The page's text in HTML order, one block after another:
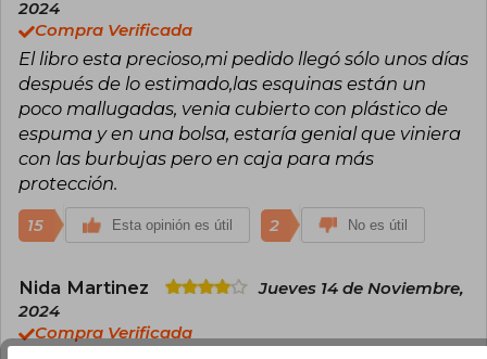
2024
Compra Verificada
El libro esta precioso,mi pedido llegó sólo unos días
después de lo estimado,las esquinas están un
poco mallugadas, venia cubierto con plástico de
espuma y en una bolsa, estaría genial que viniera
con las burbujas pero en caja para más
protección.
15 Esta opinión es útil 2 No es útil
Nida Martinez
Jueves 14 de Noviembre,
2024
Compra Verificada